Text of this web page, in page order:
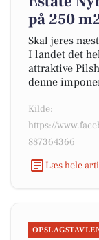
på 250
Skal jeres
I landet det
attraktive
denne
Kilde:
https://
887364366
Læs hele